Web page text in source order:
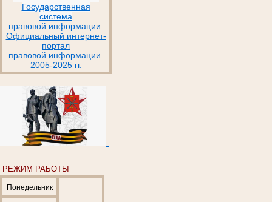
Государственная
система
правовой информации.
Официальный интернет-
портал
правовой информации.
2005-2025 гг.
РЕЖИМ РАБОТЫ
Понедельник